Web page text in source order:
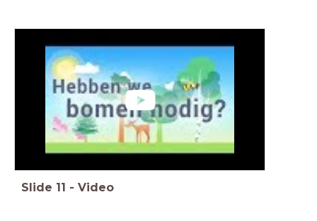
Slide 11 - Video